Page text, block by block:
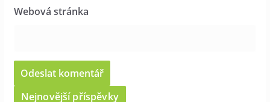
Webová stránka
Nejnovější příspěvky